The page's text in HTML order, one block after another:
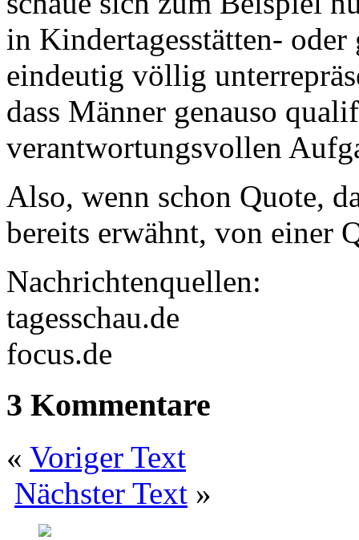
in Kindertagesstätten-
eindeutig völlig
dass Männer genauso
verantwortungsvollen
Also, wenn schon Quote,
bereits erwähnt, von einer
Nachrichtenquellen:
tagesschau.de
focus.de
3 Kommentare
« Voriger Text
Nächster Text »